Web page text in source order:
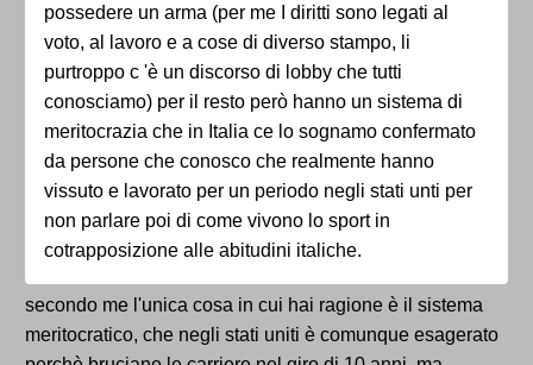
possedere un arma (per me I diritti sono legati al
voto, al lavoro e a cose di diverso stampo, li
purtroppo c 'è un discorso di lobby che tutti
conosciamo) per il resto però hanno un sistema di
meritocrazia che in Italia ce lo sognamo confermato
da persone che conosco che realmente hanno
vissuto e lavorato per un periodo negli stati unti per
non parlare poi di come vivono lo sport in
cotrapposizione alle abitudini italiche.
secondo me l'unica cosa in cui hai ragione è il sistema
meritocratico, che negli stati uniti è comunque esagerato